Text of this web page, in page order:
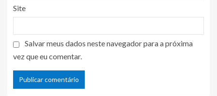
Site
Salvar meus dados neste navegador para a próxima
vez que eu comentar.